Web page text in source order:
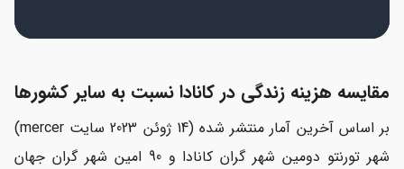
مقایسه هزینه زندگی در کانادا نسبت به سایر کشورها
بر اساس آخرین آمار منتشر شده (14 ژوئن 2023 سایت mercer)
شهر تورنتو دومین شهر گران کانادا و 90 امین شهر گران جهان